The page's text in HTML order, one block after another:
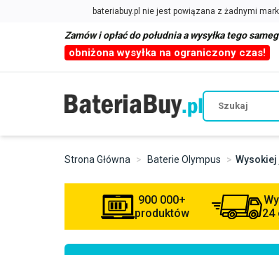
Zamów i opłać do południa a wysyłka tego
obniżona wysyłka na ograniczony czas!
Strona Główna Baterie Olympus
900 000+
produktów
24